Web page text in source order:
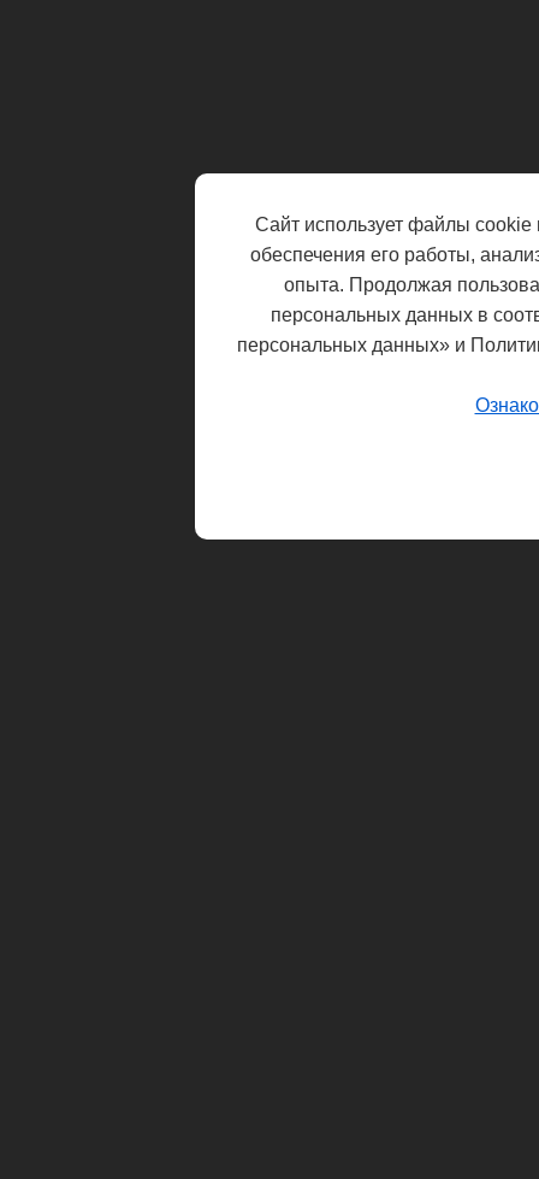
Сайт использует файлы cookie
обеспечения его работы,
опыта. Продолжая
персональных данных в
персональных данных» и